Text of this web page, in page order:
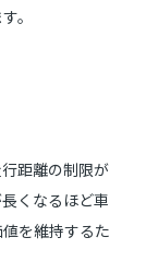
。
距離の制限が
くなるほど車
を維持するた